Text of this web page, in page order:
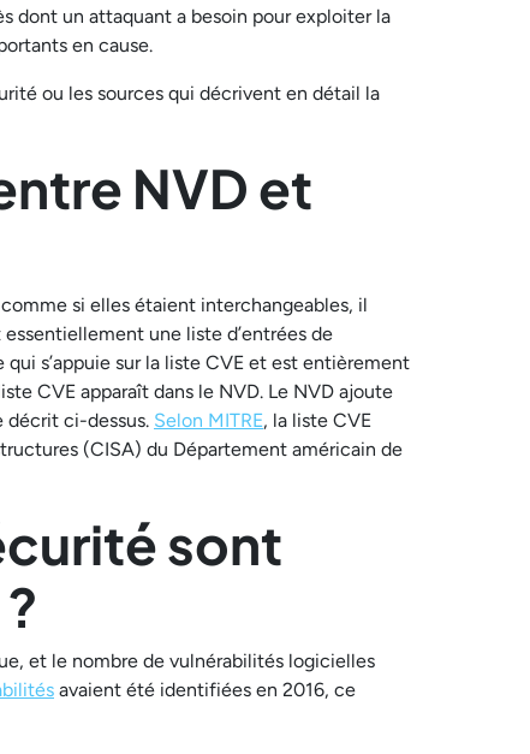
dont un attaquant a besoin pour exploiter la
en cause.
ou les sources qui décrivent en détail la
NVD et
si elles étaient interchangeables, il
une liste d’entrées de
s’appuie sur la liste CVE et est entièrement
CVE apparaît dans le NVD. Le NVD ajoute
décrit ci-dessus. Selon MITRE, la liste CVE
(CISA) du Département américain de
sont
et le nombre de vulnérabilités logicielles
avaient été identifiées en 2016, ce